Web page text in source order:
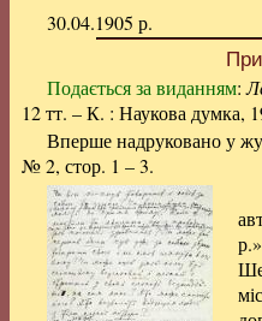
30.04.1905 р.
Подається за виданням:
12 тт. – К. : Наукова думка,
Вперше надруковано у
№ 2, стор. 1 – 3.